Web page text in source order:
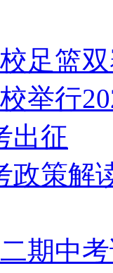
足篮
举行
出征
政策解
期中